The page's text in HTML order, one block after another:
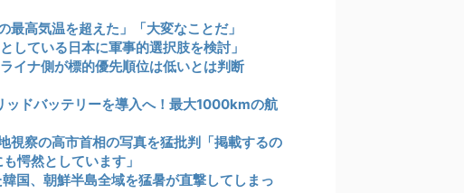
高気温を超えた」「大変なことだ」
している日本に軍事的選択肢を検討」
イナ側が標的優先順位は低いとは判断
ドバッテリーを導入へ！最大1000kmの航
視察の高市首相の写真を猛批判「掲載するの
愕然としています」
国、朝鮮半島全域を猛暑が直撃してしまっ